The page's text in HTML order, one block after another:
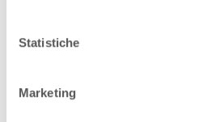
Statistiche
Marketing
Seguici sui